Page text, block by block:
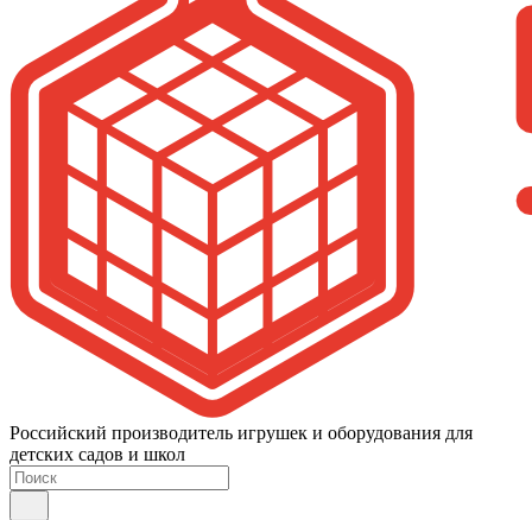
Российский производитель игрушек и оборудования для
детских садов и школ